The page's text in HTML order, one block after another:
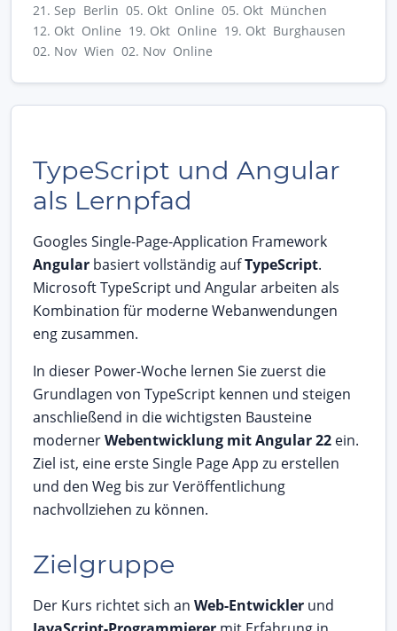
21. Sep Berlin 05. Okt Online 05. Okt München
12. Okt Online 19. Okt Online 19. Okt Burghausen
02. Nov Wien 02. Nov Online
TypeScript und Angular
als Lernpfad
Googles Single-Page-Application Framework
Angular basiert vollständig aufTypeScript.
Microsoft TypeScript und Angular arbeiten als
Kombination für moderne Webanwendungen
eng zusammen.
In dieser Power-Woche lernen Sie zuerst die
Grundlagen von TypeScript kennen und steigen
anschließend in die wichtigsten Bausteine
modernerWebentwicklung mit Angular 22 ein.
Ziel ist, eine erste Single Page App zu erstellen
und den Weg bis zur Veröffentlichung
nachvollziehen zu können.
Zielgruppe
Der Kurs richtet sich an Web-Entwickler und